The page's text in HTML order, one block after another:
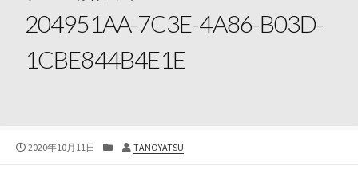
204951AA-7C3E-4A86-B03D-
1CBE844B4E1E
公
2020年10月11日
カ
投
TANOYATSU